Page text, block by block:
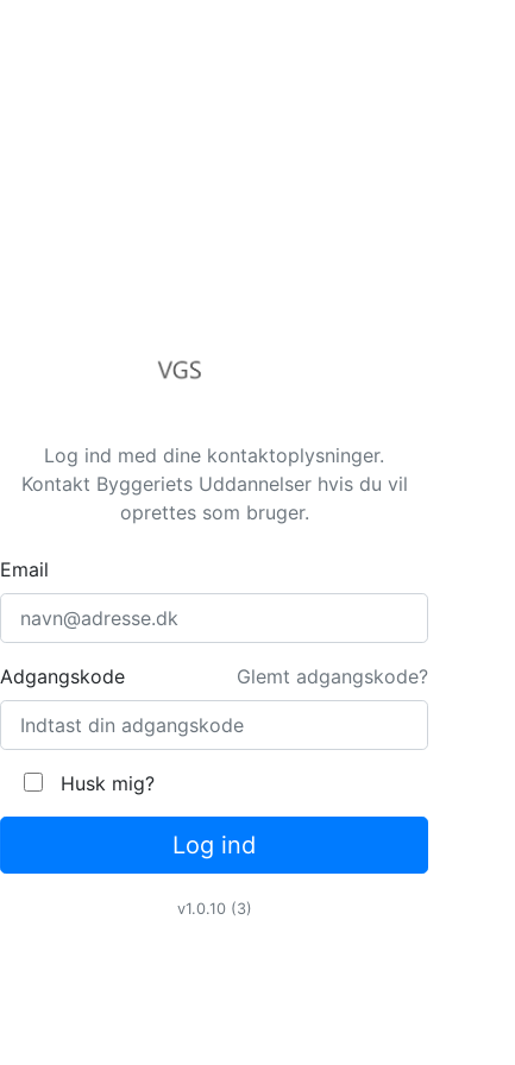
Log ind med dine kontaktoplysninger.
Kontakt Byggeriets Uddannelser hvis du vil
oprettes som bruger.
Email
Adgangskode Glemt adgangskode?
Husk mig?
Log ind
v1.0.10 (3)